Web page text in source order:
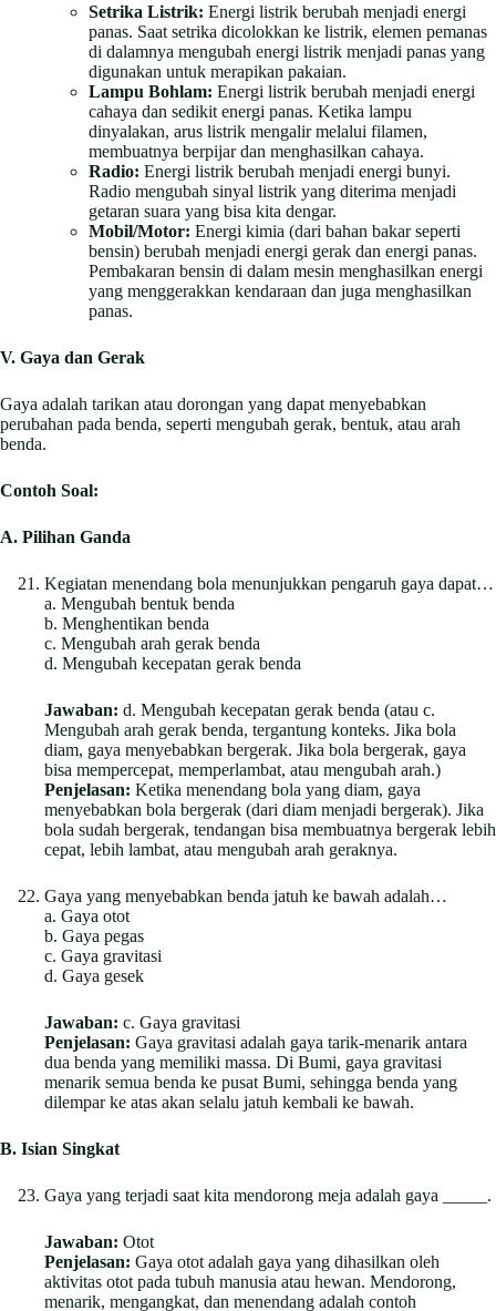
Setrika Listrik: Energi listrik berubah menjadi energi
panas. Saat setrika dicolokkan ke listrik, elemen pemanas
di dalamnya mengubah energi listrik menjadi panas yang
digunakan untuk merapikan pakaian.
Lampu Bohlam: Energi listrik berubah menjadi energi
cahaya dan sedikit energi panas. Ketika lampu
dinyalakan, arus listrik mengalir melalui filamen,
membuatnya berpijar dan menghasilkan cahaya.
Radio: Energi listrik berubah menjadi energi bunyi.
Radio mengubah sinyal listrik yang diterima menjadi
getaran suara yang bisa kita dengar.
Mobil/Motor: Energi kimia (dari bahan bakar seperti
bensin) berubah menjadi energi gerak dan energi panas.
Pembakaran bensin di dalam mesin menghasilkan energi
yang menggerakkan kendaraan dan juga menghasilkan
panas.
V. Gaya dan Gerak
Gaya adalah tarikan atau dorongan yang dapat menyebabkan
perubahan pada benda, seperti mengubah gerak, bentuk, atau arah
benda.
Contoh Soal:
A. Pilihan Ganda
Kegiatan menendang bola menunjukkan pengaruh gaya dapat…
a. Mengubah bentuk benda
b. Menghentikan benda
c. Mengubah arah gerak benda
d. Mengubah kecepatan gerak benda
Jawaban: d. Mengubah kecepatan gerak benda (atau c.
Mengubah arah gerak benda, tergantung konteks. Jika bola
diam, gaya menyebabkan bergerak. Jika bola bergerak, gaya
bisa mempercepat, memperlambat, atau mengubah arah.)
Penjelasan: Ketika menendang bola yang diam, gaya
menyebabkan bola bergerak (dari diam menjadi bergerak). Jika
bola sudah bergerak, tendangan bisa membuatnya bergerak lebih
cepat, lebih lambat, atau mengubah arah geraknya.
Gaya yang menyebabkan benda jatuh ke bawah adalah…
a. Gaya otot
b. Gaya pegas
c. Gaya gravitasi
d. Gaya gesek
Jawaban: c. Gaya gravitasi
Penjelasan: Gaya gravitasi adalah gaya tarik-menarik antara
dua benda yang memiliki massa. Di Bumi, gaya gravitasi
menarik semua benda ke pusat Bumi, sehingga benda yang
dilempar ke atas akan selalu jatuh kembali ke bawah.
B. Isian Singkat
Gaya yang terjadi saat kita mendorong meja adalah gaya _____.
Jawaban: Otot
Penjelasan: Gaya otot adalah gaya yang dihasilkan oleh
aktivitas otot pada tubuh manusia atau hewan. Mendorong,
menarik, mengangkat, dan menendang adalah contoh